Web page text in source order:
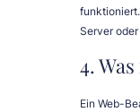
Server
4.
Ein Web-